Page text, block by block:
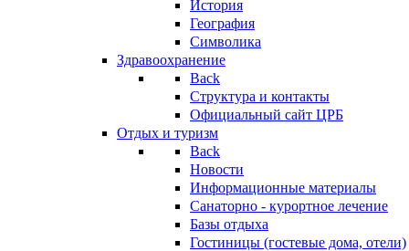
История
География
Символика
Здравоохранение
Back
Структура и контакты
Официальный сайт ЦРБ
Отдых и туризм
Back
Новости
Информационные материалы
Санаторно - курортное лечение
Базы отдыха
Гостиницы (гостевые дома, отели)